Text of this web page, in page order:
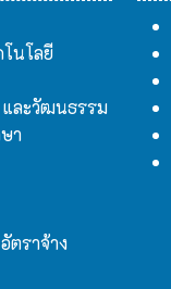
นโลยี
ละวัฒนธรรม
า
ตราจ้าง